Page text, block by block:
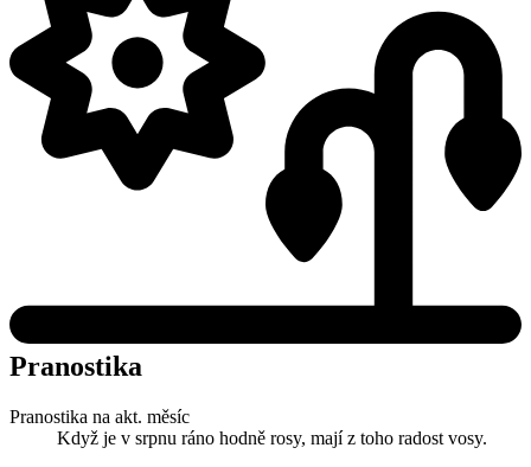
Pranostika
Pranostika na akt. měsíc
Když je v srpnu ráno hodně rosy, mají z toho radost vosy.